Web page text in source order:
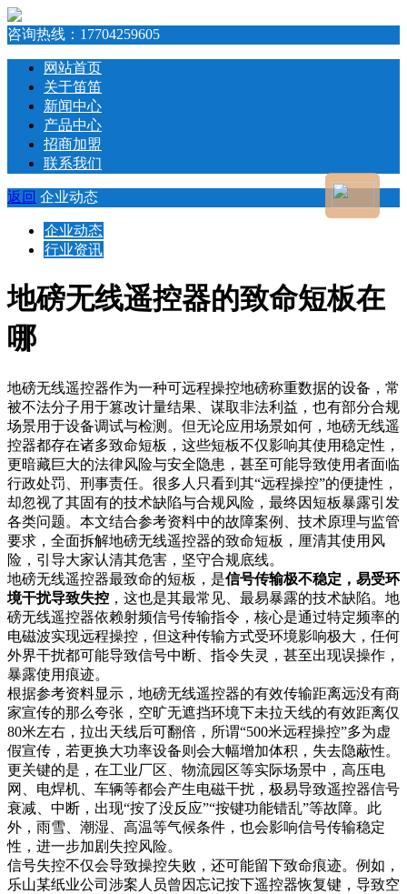
咨询热线： 17704259605
网站首页
关于笛笛
新闻中心
产品中心
招商加盟
联系我们
返回 企业动态
企业动态
行业资讯
地磅无线遥控器的致命短板在
哪
地磅无线遥控器作为一种可远程操控地磅称重数据的设备，常
被不法分子用于篡改计量结果、谋取非法利益，也有部分合规
场景用于设备调试与检测。但无论应用场景如何，地磅无线遥
控器都存在诸多致命短板，这些短板不仅影响其使用稳定性，
更暗藏巨大的法律风险与安全隐患，甚至可能导致使用者面临
行政处罚、刑事责任。很多人只看到其“远程操控”的便捷性，
却忽视了其固有的技术缺陷与合规风险，最终因短板暴露引发
各类问题。本文结合参考资料中的故障案例、技术原理与监管
要求，全面拆解地磅无线遥控器的致命短板，厘清其使用风
险，引导大家认清其危害，坚守合规底线。
地磅无线遥控器最致命的短板，是信号传输极不稳定，易受环
境干扰导致失控 ，这也是其最常见、最易暴露的技术缺陷。地
磅无线遥控器依赖射频信号传输指令，核心是通过特定频率的
电磁波实现远程操控，但这种传输方式受环境影响极大，任何
外界干扰都可能导致信号中断、指令失灵，甚至出现误操作，
暴露使用痕迹。
根据参考资料显示，地磅无线遥控器的有效传输距离远没有商
家宣传的那么夸张，空旷无遮挡环境下未拉天线的有效距离仅
80米左右，拉出天线后可翻倍，所谓“500米远程操控”多为虚
假宣传，若更换大功率设备则会大幅增加体积，失去隐蔽性。
更关键的是，在工业厂区、物流园区等实际场景中，高压电
网、电焊机、车辆等都会产生电磁干扰，极易导致遥控器信号
衰减、中断，出现“按了没反应”“按键功能错乱”等故障。此
外，雨雪、潮湿、高温等气候条件，也会影响信号传输稳定
性，进一步加剧失控风险。
信号失控不仅会导致操控失败，还可能留下致命痕迹。例如，
乐山某纸业公司涉案人员曾因忘记按下遥控器恢复键，导致空